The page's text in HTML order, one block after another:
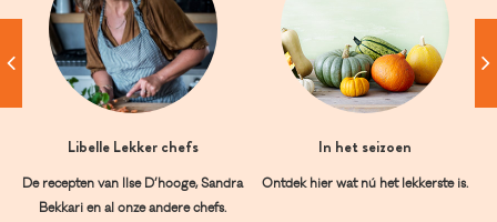
Libelle Lekker chefs
De recepten van Ilse D’hooge, Sandra
Bekkari en al onze andere chefs.
In het seizoen
Ontdek hier wat nú het lekkerste is.